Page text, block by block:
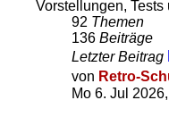
Vorstellungen,
92 Themen
136 Beiträge
Letzter Beitrag
von Retro-
Mo 6. Jul